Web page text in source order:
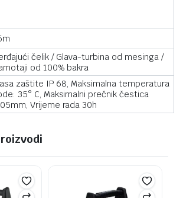
čelik / Glava-turbina od mesinga /
od 100% bakra
zaštite IP 68, Maksimalna temperatura
35° C, Maksimalni prečnik čestica
Vrijeme rada 30h